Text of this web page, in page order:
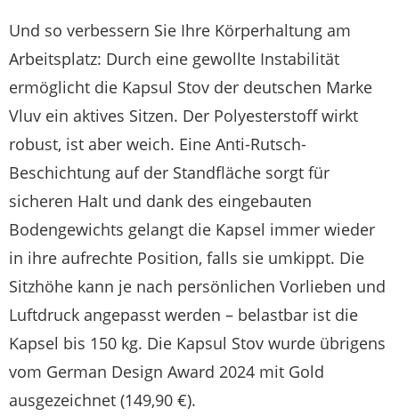
Und so verbessern Sie Ihre Körperhaltung am
Arbeitsplatz: Durch eine gewollte Instabilität
ermöglicht die Kapsul Stov der deutschen Marke
Vluv ein aktives Sitzen. Der Polyesterstoff wirkt
robust, ist aber weich. Eine Anti-Rutsch-
Beschichtung auf der Standfläche sorgt für
sicheren Halt und dank des eingebauten
Bodengewichts gelangt die Kapsel immer wieder
in ihre aufrechte Position, falls sie umkippt. Die
Sitzhöhe kann je nach persönlichen Vorlieben und
Luftdruck angepasst werden – belastbar ist die
Kapsel bis 150 kg. Die Kapsul Stov wurde übrigens
vom German Design Award 2024 mit Gold
ausgezeichnet (149,90 €).